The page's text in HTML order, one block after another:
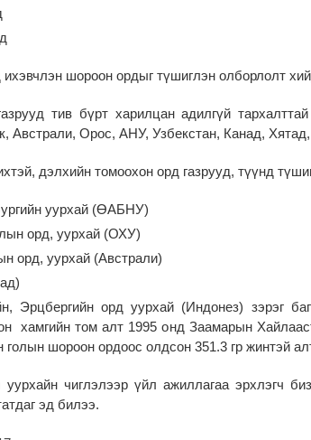
шороон ордыг түшиглэн олборлолт
тив бүрт харилцан адилгүй
Австрали, Орос, АНУ, Узбекстан, Канад, Хятад,
дэлхийн томоохон орд газрууд, түүнд
уурхай (ӨАБНУ)
орд, уурхай (ОХУ)
орд, уурхай (Австрали)
Эрцбергийн орд уурхай (Индонез) зэрэг
хамгийн том алт 1995 онд Заамарын
шороон ордоос олдсон 351.3 гр жинтэй
чиглэлээр үйл ажиллагаа эрхлэгч
эд билээ.